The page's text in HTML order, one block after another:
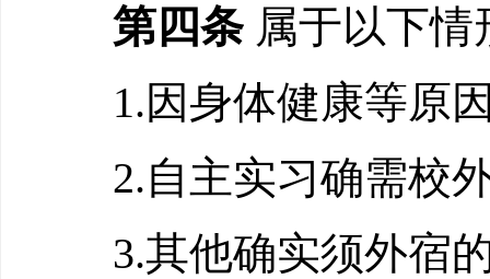
第四条 属于以下
1.因身体健康等原
2.自主实习确需校
3.其他确实须外宿